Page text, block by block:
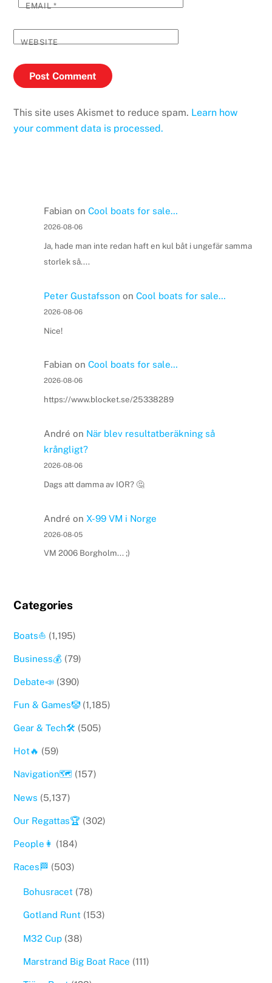
EMAIL*
WEBSITE
This site uses Akismet to reduce spam. Learn how
your comment data is processed.
Fabian on Cool boats for sale…
2026-08-06
Ja, hade man inte redan haft en kul båt i ungefär samma
storlek så....
Peter Gustafsson on Cool boats for sale…
2026-08-06
Nice!
Fabian on Cool boats for sale…
2026-08-06
https://www.blocket.se/25338289
André on När blev resultatberäkning så
krångligt?
2026-08-06
Dags att damma av IOR? 🤔
André on X-99 VM i Norge
2026-08-05
VM 2006 Borgholm... ;)
Categories
Boats⛵️ (1,195)
Business💰 (79)
Debate📣 (390)
Fun & Games🤡(1,185)
Gear & Tech🛠 (505)
Hot🔥 (59)
Navigation🗺 (157)
News (5,137)
Our Regattas🏆 (302)
People👩 (184)
Races🏁 (503)
Bohusracet(78)
Gotland Runt(153)
M32 Cup(38)
Marstrand Big Boat Race (111)